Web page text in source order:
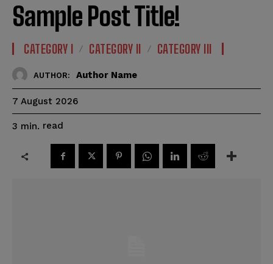
Sample Post Title!
CATEGORY I CATEGORY II CATEGORY III
AUTHOR: Author Name
7 August 2026
3 min. read